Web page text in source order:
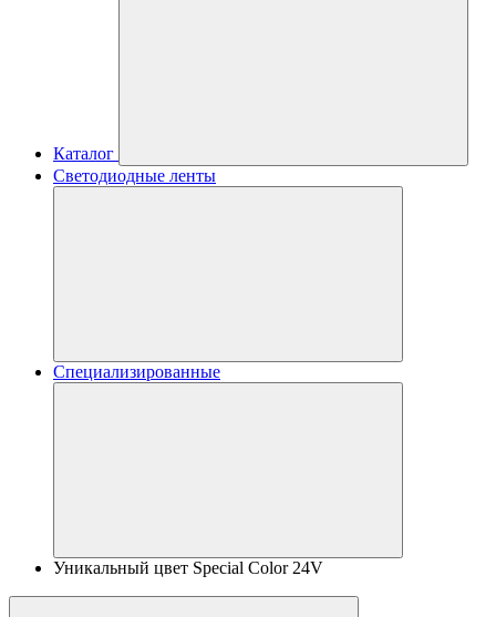
Каталог
Светодиодные ленты
Специализированные
Уникальный цвет Special Color 24V